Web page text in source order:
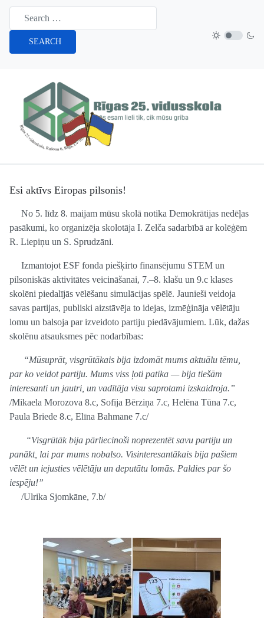
SEARCH
Esi aktīvs Eiropas pilsonis!
No 5. līdz 8. maijam mūsu skolā notika Demokrātijas nedēļas
pasākumi, ko organizēja skolotāja I. Zelča sadarbībā ar kolēģēm
R. Liepiņu un S. Sprudzāni.
Izmantojot ESF fonda piešķirto finansējumu STEM un
pilsoniskās aktivitātes veicināšanai, 7.–8. klašu un 9.c klases
skolēni piedalījās vēlēšanu simulācijas spēlē. Jaunieši veidoja
savas partijas, publiski aizstāvēja to idejas, izmēģināja vēlētāju
lomu un balsoja par izveidoto partiju piedāvājumiem. Lūk, dažas
skolēnu atsauksmes pēc nodarbības:
“Mūsuprāt, visgrūtākais bija izdomāt mums aktuālu tēmu,
par ko veidot partiju. Mums viss ļoti patika — bija tiešām
interesanti un jautri, un vadītāja visu saprotami izskaidroja.”
/Mikaela Morozova 8.c, Sofija Bērziņa 7.c, Helēna Tūna 7.c,
Paula Briede 8.c, Elīna Bahmane 7.c/
“Visgrūtāk bija pārliecinoši noprezentēt savu partiju un
panākt, lai par mums nobalso. Visinteresantākais bija pašiem
vēlēt un iejusties vēlētāju un deputātu lomās. Paldies par šo
iespēju!”
/Ulrika Sjomkāne, 7.b/